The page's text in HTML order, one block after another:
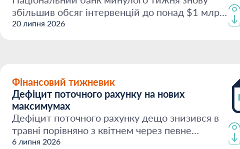
збільшив обсяг інтервенцій до понад $1 млрд,
щоб не допустити...
20 липня 2026
Фінансовий тижневик
Дефіцит поточного рахунку на нових
максимумах
Дефіцит поточного рахунку дещо знизився в
травні порівняно з квітнем через певне
покращення балансу ...
6 липня 2026